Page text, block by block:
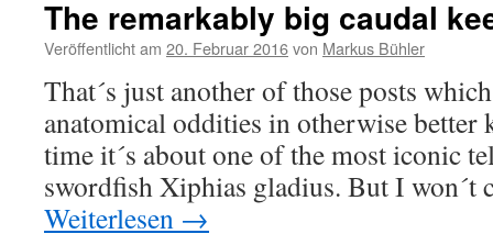
The remarkably big caudal
Veröffentlicht am 20. Februar 2016von Markus Bühler
That´s just another of those posts
anatomical oddities in otherwise better
time it´s about one of the most iconic
swordfish Xiphias gladius. But I
Weiterlesen →